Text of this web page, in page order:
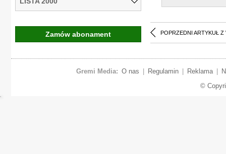
POPRZEDNI ARTYKUŁ Z
Zamów abonament
Gremi Media: O nas Regulamin Reklama
©